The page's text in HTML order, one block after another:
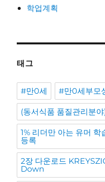
학업계획
태그
#만0세 #만0세부모
(동서식품 품질관리분
1% 리더만 아는 유머
등록
2장 다운로드
Down